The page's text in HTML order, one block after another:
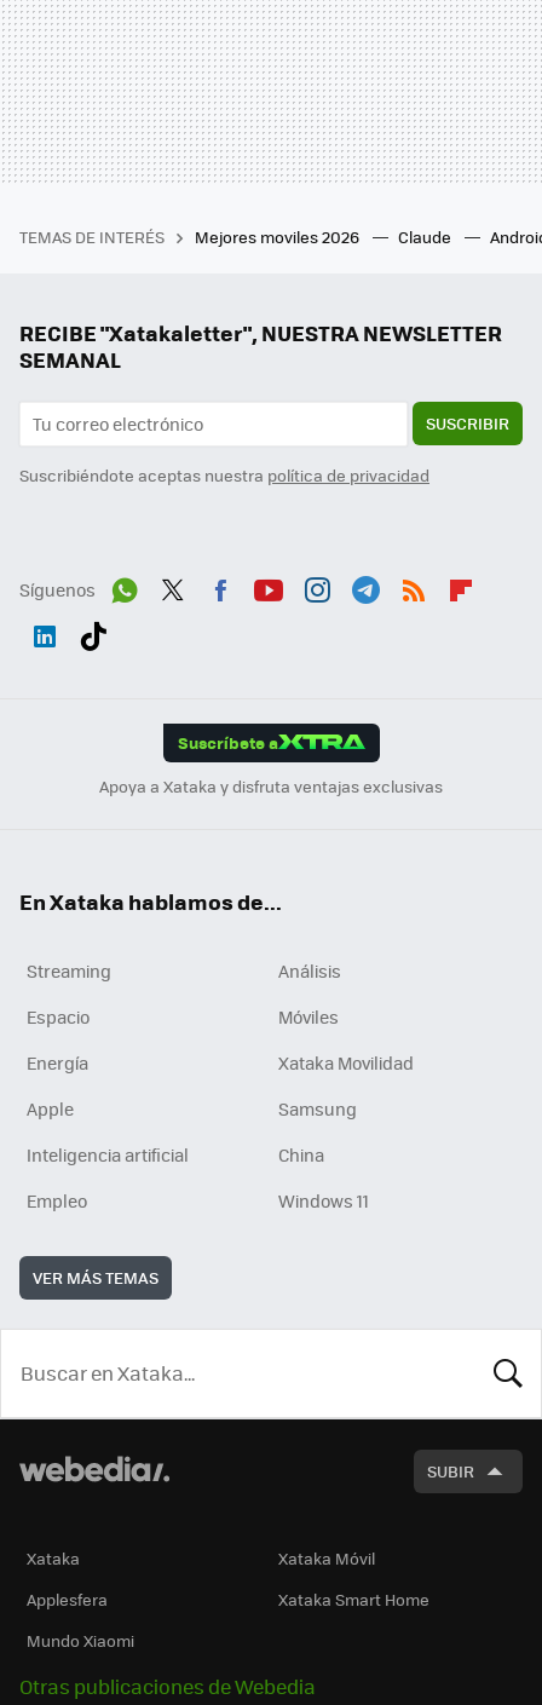
TEMAS DE INTERÉS Mejores moviles 2026 Claude
RECIBE "Xatakaletter", NUESTRA NEWSLETTER
SEMANAL
SUSCRIBIR
Suscribiéndote aceptas nuestra política de privacidad
Síguenos
Suscríbete a
Apoya a Xataka y disfruta ventajas exclusivas
En Xataka hablamos de...
Streaming
Análisis
Espacio
Móviles
Energía
Xataka Movilidad
Apple
Samsung
Inteligencia artificial
China
Empleo
Windows 11
VER MÁS TEMAS
SUBIR
Xataka
Xataka Móvil
Applesfera
Xataka Smart Home
Mundo Xiaomi
Otras publicaciones de Webedia